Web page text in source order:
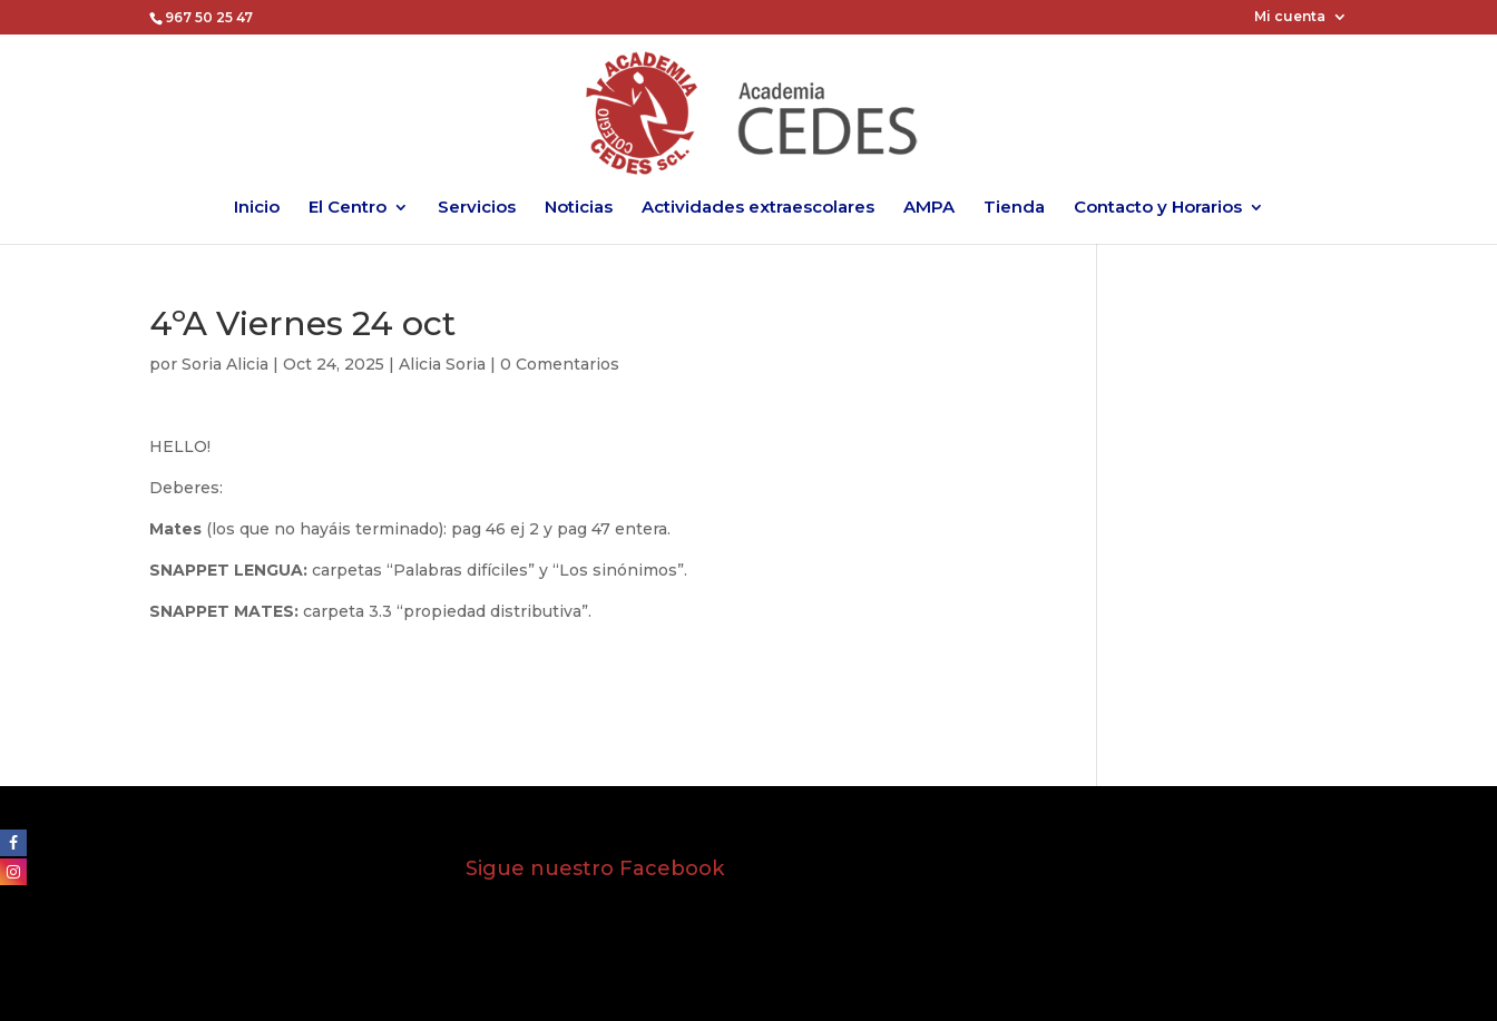
967 50 25 47 Mi cuenta
Inicio El Centro Servicios Noticias Actividades extraescolares AMPA Tienda Contacto y Horarios
4ºA Viernes 24 oct
porSoria Alicia |Oct 24, 2025 |Alicia Soria |0 Comentarios
HELLO!
Deberes:
Mates (los que no hayáis terminado): pag 46 ej 2 y pag 47 entera.
SNAPPET LENGUA: carpetas “Palabras difíciles” y “Los sinónimos”.
SNAPPET MATES: carpeta 3.3 “propiedad distributiva”.
Sigue nuestro Facebook